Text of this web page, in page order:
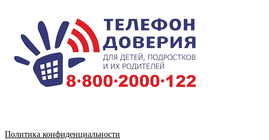
Политика конфиденциальности